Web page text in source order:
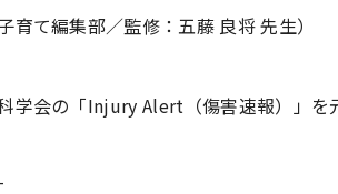
育て編集部／監修：五藤 良将 先生）
学会の「Injury Alert（傷害速報）」を